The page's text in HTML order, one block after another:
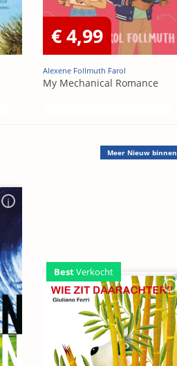
€ 4,99
Alexene Follmuth Farol
My Mechanical Romance
Meer Nieuw binnen
BestVerkocht